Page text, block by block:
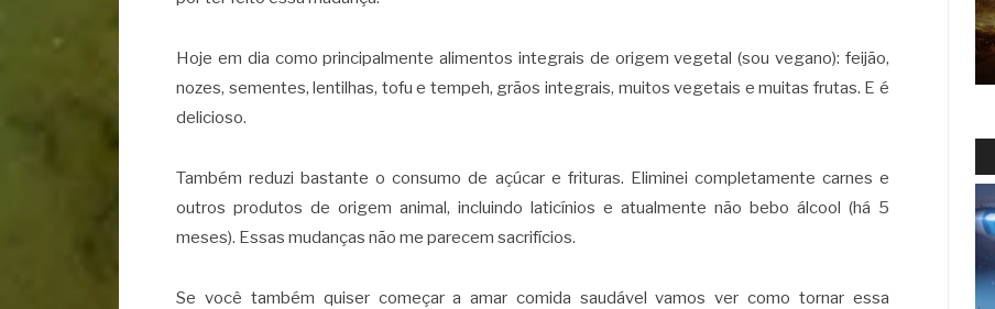
Hoje em dia como principalmente alimentos integrais de origem vegetal (sou vegano): feijão,
nozes, sementes, lentilhas, tofu e tempeh, grãos integrais, muitos vegetais e muitas frutas. E é
delicioso.
Também reduzi bastante o consumo de açúcar e frituras. Eliminei completamente carnes e
outros produtos de origem animal, incluindo laticínios e atualmente não bebo álcool (há 5
meses). Essas mudanças não me parecem sacrifícios.
Se você também quiser começar a amar comida saudável vamos ver como tornar essa